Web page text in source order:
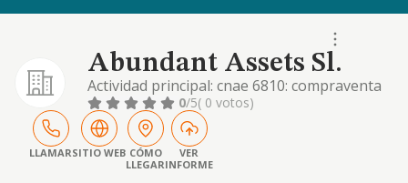
Abundant Assets Sl.
Actividad principal: cnae 6810: compraventa
de bienes inmobiliarios por cuenta propia.
otras actividades: cnae 6620: alquiler de
bienes inmobiliarios por cuenta propia.
6832: gestión y administración de la
propiedad inmobiliaria
0/5( 0 votos)
LLAMARSITIO WEB CÓMO
LLEGAR
VER
INFORME